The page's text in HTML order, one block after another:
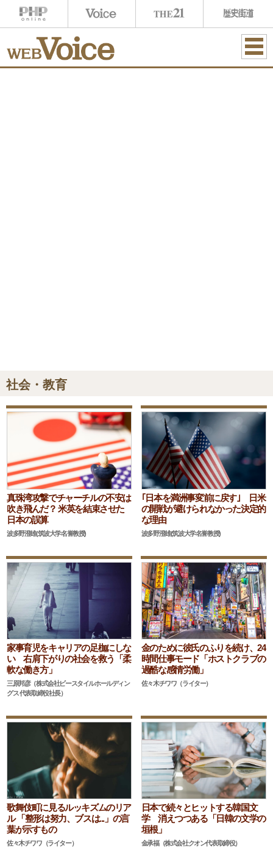
社会・教育
真珠湾攻撃でチャーチルの不安は
吹き飛んだ？ 米英を結束させた
日本の誤算
波多野澄雄(筑波大学名誉教授)
｢日本を満洲事変前に戻す｣ 日米
の開戦が避けられなかった決定的
な理由
波多野澄雄(筑波大学名誉教授)
家事育児をキャリアの足枷にしな
い 右肩下がりの社会を救う「柔
軟な働き方」
三原邦彦（株式会社ビースタイルホールディン
グス 代表取締役社長）
金のために彼氏のふりを続け、24
時間仕事モード「ホストクラブの
過酷な感情労働」
佐々木チワワ（ライター）
歌舞伎町に見るルッキズムのリア
ル 「整形は努力、ブスは...」の言
葉が示すもの
佐々木チワワ（ライター）
日本で続々とヒットする韓国文
学 消えつつある「日韓の文学の
垣根」
金承福（株式会社クオン代表取締役）